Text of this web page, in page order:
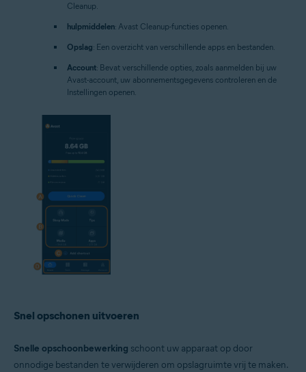
Cleanup.
hulpmiddelen: Avast Cleanup-functies openen.
Opslag: Een overzicht van verschillende apps en bestanden.
Account: Bevat verschillende opties, zoals aanmelden bij uw
Avast-account, uw abonnementsgegevens controleren en de
Instellingen openen.
Snel opschonen uitvoeren
Snelle opschoonbewerking schoont uw apparaat op door
onnodige bestanden te verwijderen om opslagruimte vrij te maken.